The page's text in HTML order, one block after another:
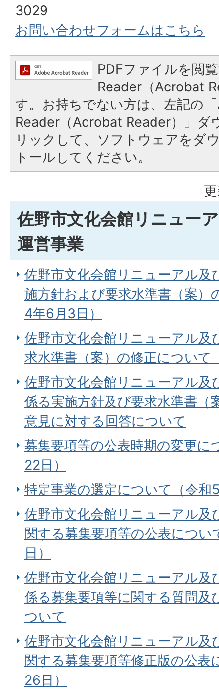
3029
お問い合わせフォームはこちら
PDFファイルを閲
Reader（Acrobat
す。お持ちでない方は、左記の
Reader（Acrobat Reader）」ダ
リックして、ソフトウェアをダ
トールしてください。
佐野市文化会館リニュー
運営事業
佐野市文化会館リニューアル及
施方針および要求水準書（案）
4年6月3日）
佐野市文化会館リニューアル及
求水準書（案）の修正について
佐野市文化会館リニューアル及
係る実施方針及び要求水準書（
意見に対する回答について
募集要項等の公表時期の変更に
22日）
特定事業の選定について（令和
佐野市文化会館リニューアル及
関する募集要項等の公表につ
日）
佐野市文化会館リニューアル及
係る募集要項等に関する質問及
ついて
佐野市文化会館リニューアル及
関する募集要項等修正版の公表
26日）